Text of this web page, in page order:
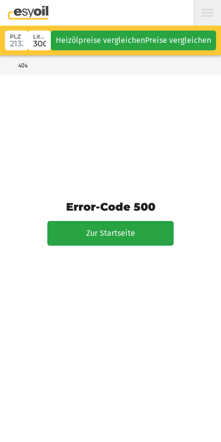
PLZ Liter Heizölpreise vergleichenPreise vergleichen
404
Error-Code 500
Zur Startseite